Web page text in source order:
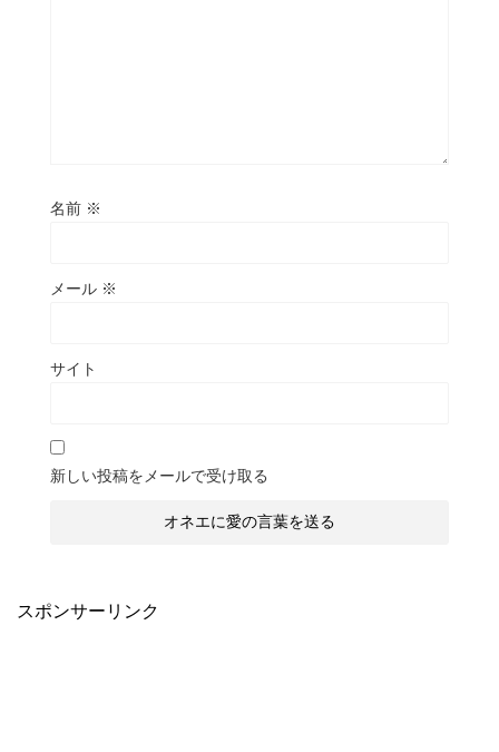
名前 ※
メール ※
サイト
新しい投稿をメールで受け取る
スポンサーリンク